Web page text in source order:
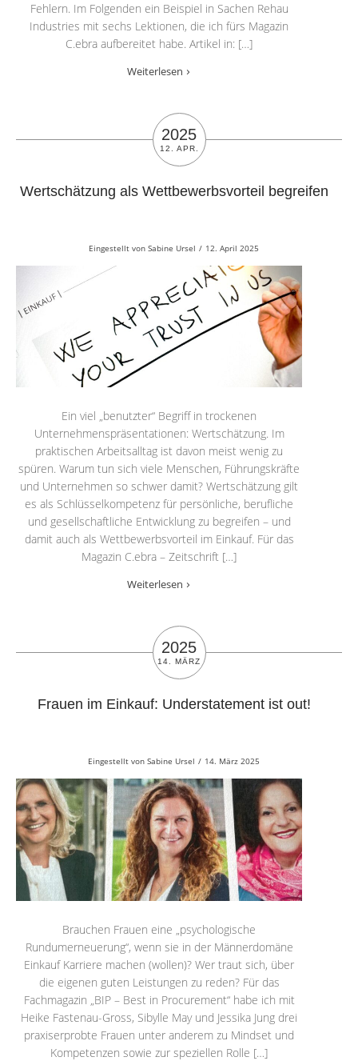
Fehlern. Im Folgenden ein Beispiel in Sachen Rehau
Industries mit sechs Lektionen, die ich fürs Magazin
C.ebra aufbereitet habe. Artikel in: […]
Weiterlesen
2025
12. APR.
Wertschätzung als Wettbewerbsvorteil begreifen
Eingestellt vonSabine Ursel / 12. April 2025
Ein viel „benutzter“ Begriff in trockenen
Unternehmenspräsentationen: Wertschätzung. Im
praktischen Arbeitsalltag ist davon meist wenig zu
spüren. Warum tun sich viele Menschen, Führungskräfte
und Unternehmen so schwer damit? Wertschätzung gilt
es als Schlüsselkompetenz für persönliche, berufliche
und gesellschaftliche Entwicklung zu begreifen – und
damit auch als Wettbewerbsvorteil im Einkauf. Für das
Magazin C.ebra – Zeitschrift […]
Weiterlesen
2025
14. MÄRZ
Frauen im Einkauf: Understatement ist out!
Eingestellt vonSabine Ursel / 14. März 2025
Brauchen Frauen eine „psychologische
Rundumerneuerung“, wenn sie in der Männerdomäne
Einkauf Karriere machen (wollen)? Wer traut sich, über
die eigenen guten Leistungen zu reden? Für das
Fachmagazin „BIP – Best in Procurement“ habe ich mit
Heike Fastenau-Gross, Sibylle May und Jessika Jung drei
praxiserprobte Frauen unter anderem zu Mindset und
Kompetenzen sowie zur speziellen Rolle […]